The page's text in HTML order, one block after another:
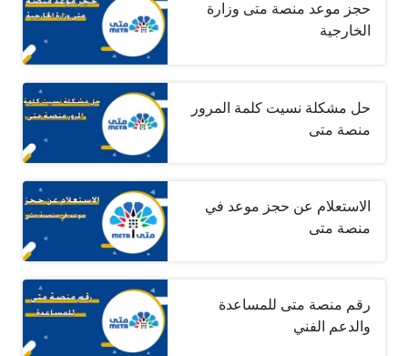
حجز موعد منصة متى وزارة
الخارجية
حل مشكلة نسيت كلمة المرور
منصة متى
الاستعلام عن حجز موعد في
منصة متى
رقم منصة متى للمساعدة
والدعم الفني